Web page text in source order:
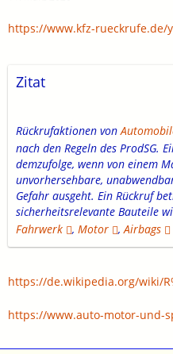
https://www.kfz-rueckrufe.de/
Zitat
Rückrufaktionen von
nach den Regeln des ProdSG.
demzufolge, wenn von einem
unvorhersehbare,
Gefahr ausgeht. Ein Rückruf
sicherheitsrelevante Bauteile
Fahrwerk
, Motor , Airbags
https://de.wikipedia.org/wiki/
https://www.auto-motor-und-